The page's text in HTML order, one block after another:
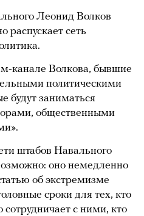
Леонид Волков
распускает сеть
канале Волкова, бывшие
политическими
будут заниматься
общественными
штабов Навального
оно немедленно
об экстремизме
сроки для тех, кто
сотрудничает с ними, кто